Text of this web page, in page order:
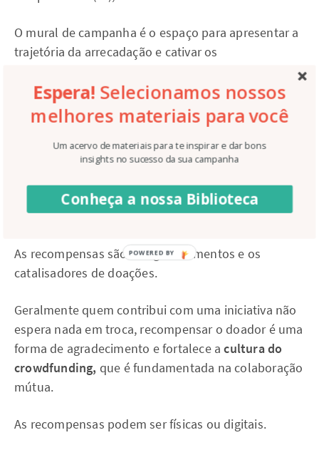
O mural de campanha é o espaço para apresentar a
trajetória da arrecadação e cativar os
Você poderá despertar emoções como alegria,
compaixão e outras conexões que serão
fundamentais para sustentar as contribuições
recorrentes da campanha.
Recompensas
As recompensas são os agradecimentos e os
catalisadores de doações.
Geralmente quem contribui com uma iniciativa não
espera nada em troca, recompensar o doador é uma
forma de agradecimento e fortalece acultura do
crowdfunding, que é fundamentada na colaboração
mútua.
As recompensas podem ser físicas ou digitais.
Espera! Selecionamos nossos
melhores materiais para você
Um acervo de materiais para te inspirar e dar bons
insights no sucesso da sua campanha
Conheça a nossa Biblioteca